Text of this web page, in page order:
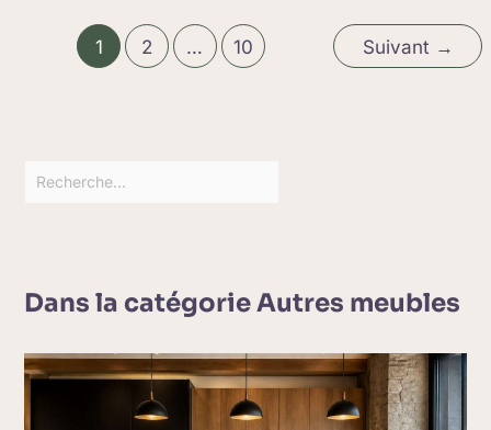
1 2 … 10 Suivant →
Dans la catégorie Autres meubles